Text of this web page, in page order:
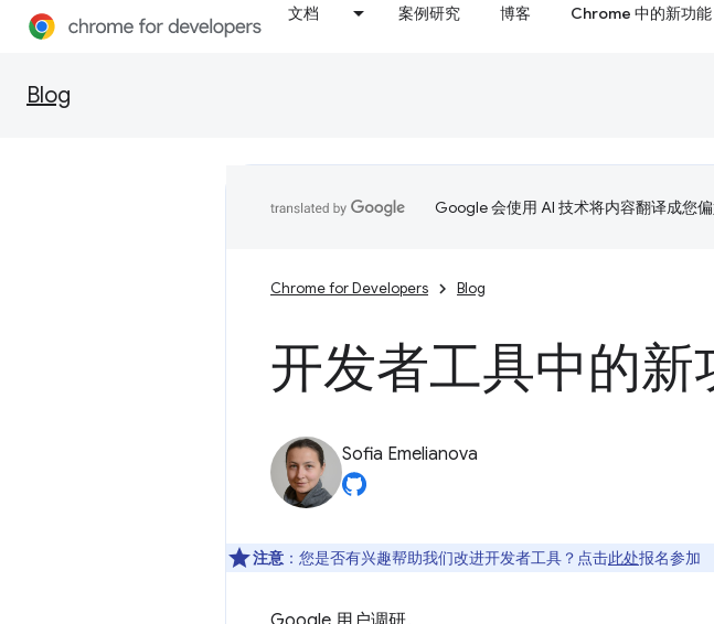
文档 案例研究 博客 Chrome 中的新功能
Blog
Google 会使用 AI 技术将内容翻译成您
Chrome for Developers Blog
开发者工具中的新
Sofia Emelianova
注意 ：您是否有兴趣帮助我们改进开发者工具？点击此处报名参加